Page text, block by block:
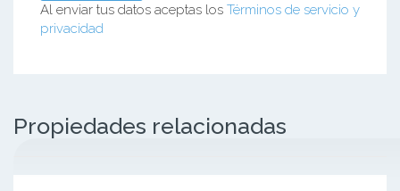
Al enviar tus datos aceptas los Términos de servicio y
privacidad
Propiedades relacionadas